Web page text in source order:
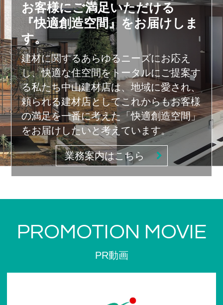
お客様にご満足いただける
『快適創造空間』をお届けしま
す。
建材に関するあらゆるニーズにお応え
し、快適な住空間をトータルにご提案す
る私たち中山建材店は、地域に愛され、
頼られる建材店としてこれからもお客様
の満足を一番に考えた「快適創造空間」
をお届けしたいと考えています。
業務案内はこちら
PR動画